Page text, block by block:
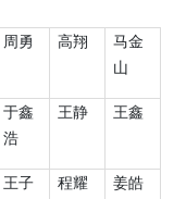
周勇 高翔
马金
山
于鑫
浩
王静 王鑫
王子
程耀
姜皓